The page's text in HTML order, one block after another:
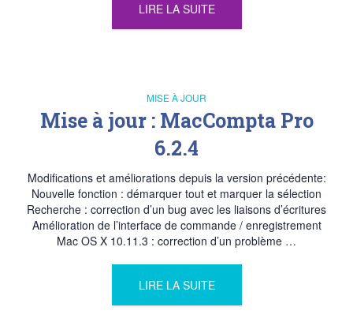
LIRE LA SUITE
MISE À JOUR
Mise à jour : MacCompta Pro
6.2.4
Modifications et améliorations depuis la version précédente:
Nouvelle fonction : démarquer tout et marquer la sélection
Recherche : correction d’un bug avec les liaisons d’écritures
Amélioration de l’interface de commande / enregistrement
Mac OS X 10.11.3 : correction d’un problème …
LIRE LA SUITE